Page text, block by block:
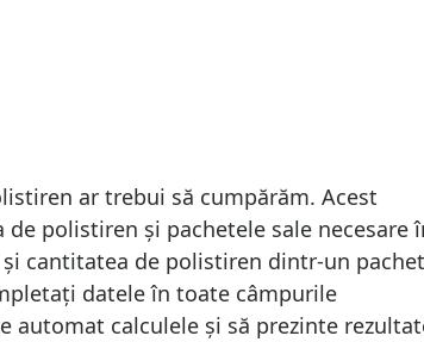
ar trebui să cumpărăm. Acest
polistiren și pachetele sale necesare
cantitatea de polistiren dintr-un
datele în toate câmpurile
automat calculele și să prezinte